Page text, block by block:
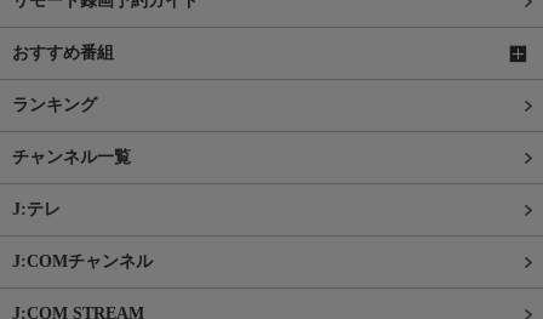
おすすめ番組
ランキング
チャンネル一覧
J:テレ
J:COMチャンネル
J:COM STREAM